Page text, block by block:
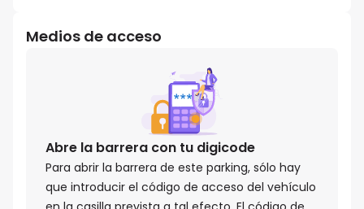
Medios de acceso
Abre la barrera con tu digicode
Para abrir la barrera de este parking, sólo hay
que introducir el código de acceso del vehículo